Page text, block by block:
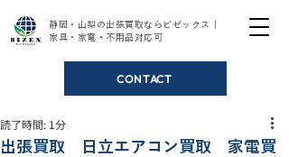
静岡・山梨の出張買取ならビゼックス｜
家具・家電・不用品対応可
CONTACT
出張買取 日立エアコン買取 家電買
読了時間: 1分